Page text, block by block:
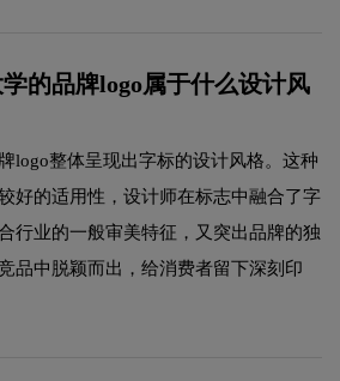
的品牌logo属于什么设计风
logo整体呈现出字标的设计风格。这种
好的适用性，设计师在标志中融合了字
行业的一般审美特征，又突出品牌的独
品中脱颖而出，给消费者留下深刻印